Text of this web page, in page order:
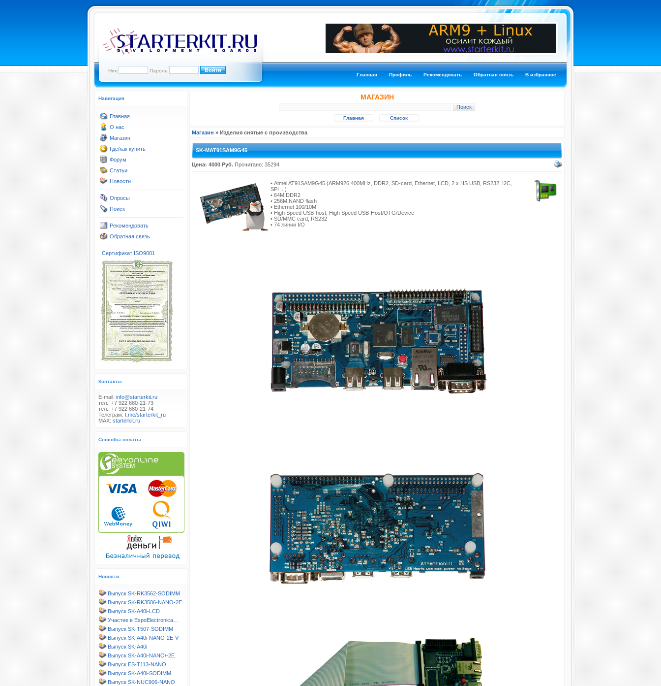
Ник: Пароль:
Главная Профиль Рекомендовать Обратная связь В избранное
Навигация
Главная
О нас
Магазин
Где/как купить
Форум
Статьи
Новости
Опросы
Поиск
Рекомендовать
Обратная связь
Сертификат ISO9001
Контакты
E-mail: info@starterkit.ru
тел.: +7 922 680-21-73
тел.: +7 922 680-21-74
Телеграм: t.me/starterkit_ru
MAX: starterkit.ru
Способы оплаты
Новости
Выпуск SK-RK3562-SODIMM
Выпуск SK-RK3506-NANO-2E
Выпуск SK-A40i-LCD
Участие в ExpoElectronica…
Выпуск SK-T507-SODIMM
Выпуск SK-A40i-NANO-2E-V
Выпуск SK-A40i
Выпуск SK-A40i-NANO/-2E
Выпуск ES-T113-NANO
Выпуск SK-A40i-SODIMM
Выпуск SK-NUC906-NANO
МАГАЗИН
Главная Список
Магазин » Изделия снятые с производства
SK-MAT91SAM9G45
Цена: 4000 Руб. Прочитано: 35294
• Atmel AT91SAM9G45 (ARM926 400MHz, DDR2, SD-card, Ethernet, LCD, 2 x HS USB, RS232, I2C,
SPI ...)
• 64M DDR2
• 256M NAND flash
• Ethernet 100/10M
• High Speed USB-host, High Speed USB-Host/OTG/Device
• SD/MMC card, RS232
• 74 линии I/O